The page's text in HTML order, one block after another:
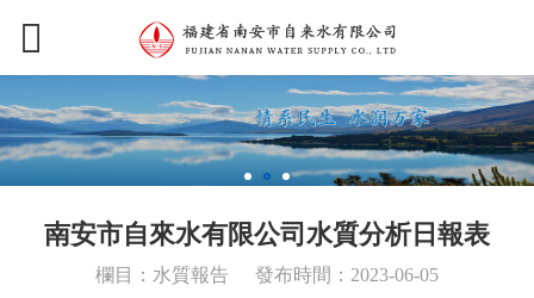
南安市自來水有限公司水質分析日報表
欄目：水質報告 發布時間：2023-06-05